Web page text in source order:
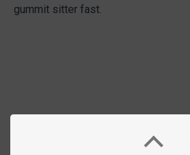
gummit sitter fast.